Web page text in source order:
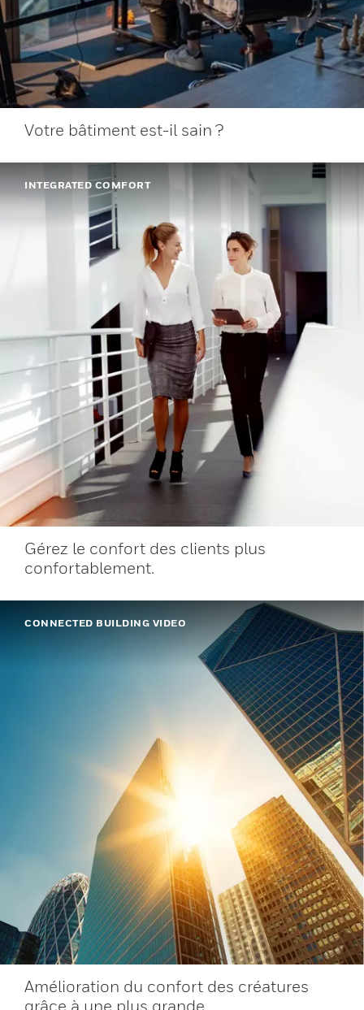
Votre bâtiment est-il sain ?
INTEGRATED COMFORT
Gérez le confort des clients plus
confortablement.
CONNECTED BUILDING VIDEO
Amélioration du confort des créatures
grâce à une plus grande